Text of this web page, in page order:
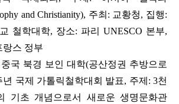
and Christianity), 주최: 교황청, 집행:
철학대학, 장소: 파리 UNESCO 본부,
랑스 정부
국 북경 보인 대학(공산정권 추방으로
국제 가톨릭철학대회 발표, 주제: 3천
기초 개념으로서 새로운 생명문화관